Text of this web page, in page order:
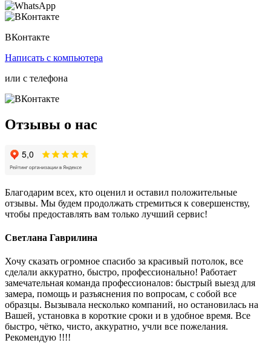
ВКонтакте
Написать с компьютера
или с телефона
Отзывы о нас
Благодарим всех, кто оценил и оставил положительные
отзывы. Мы будем продолжать стремиться к совершенству,
чтобы предоставлять вам только лучший сервис!
Светлана Гаврилина
Хочу сказать огромное спасибо за красивый потолок, все
сделали аккуратно, быстро, профессионально! Работает
замечательная команда профессионалов: быстрый выезд для
замера, помощь и разъяснения по вопросам, с собой все
образцы. Вызывала несколько компаний, но остановилась на
Вашей, установка в короткие сроки и в удобное время. Все
быстро, чётко, чисто, аккуратно, учли все пожелания.
Рекомендую !!!!